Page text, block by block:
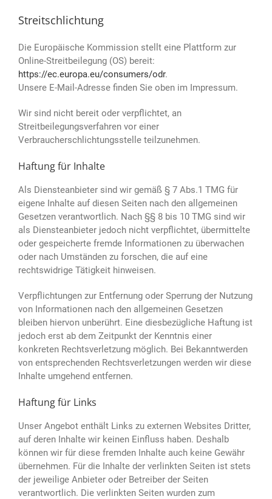
Streitschlichtung
Die Europäische Kommission stellt eine Plattform zur
Online-Streitbeilegung (OS) bereit:
https://ec.europa.eu/consumers/odr.
Unsere E-Mail-Adresse finden Sie oben im Impressum.
Wir sind nicht bereit oder verpflichtet, an
Streitbeilegungsverfahren vor einer
Verbraucherschlichtungsstelle teilzunehmen.
Haftung für Inhalte
Als Diensteanbieter sind wir gemäß § 7 Abs.1 TMG für
eigene Inhalte auf diesen Seiten nach den allgemeinen
Gesetzen verantwortlich. Nach §§ 8 bis 10 TMG sind wir
als Diensteanbieter jedoch nicht verpflichtet, übermittelte
oder gespeicherte fremde Informationen zu überwachen
oder nach Umständen zu forschen, die auf eine
rechtswidrige Tätigkeit hinweisen.
Verpflichtungen zur Entfernung oder Sperrung der Nutzung
von Informationen nach den allgemeinen Gesetzen
bleiben hiervon unberührt. Eine diesbezügliche Haftung ist
jedoch erst ab dem Zeitpunkt der Kenntnis einer
konkreten Rechtsverletzung möglich. Bei Bekanntwerden
von entsprechenden Rechtsverletzungen werden wir diese
Inhalte umgehend entfernen.
Haftung für Links
Unser Angebot enthält Links zu externen Websites Dritter,
auf deren Inhalte wir keinen Einfluss haben. Deshalb
können wir für diese fremden Inhalte auch keine Gewähr
übernehmen. Für die Inhalte der verlinkten Seiten ist stets
der jeweilige Anbieter oder Betreiber der Seiten
verantwortlich. Die verlinkten Seiten wurden zum